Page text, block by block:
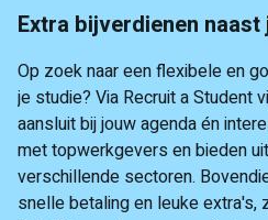
Extra bijverdienen
Op zoek naar een flexibele en
je studie? Via Recruit a Student
aansluit bij jouw agenda én
met topwerkgevers en bieden
verschillende sectoren.
snelle betaling en leuke extra's,